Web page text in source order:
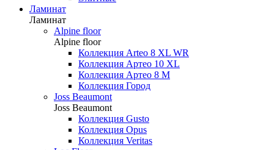
Ламинат
Ламинат
Alpine floor
Alpine floor
Коллекция Arteo 8 XL WR
Коллекция Артео 10 XL
Коллекция Артео 8 М
Коллекция Город
Joss Beaumont
Joss Beaumont
Коллекция Gusto
Коллекция Opus
Коллекция Veritas